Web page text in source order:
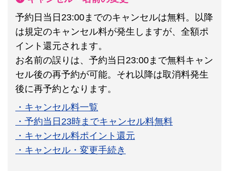
予約日当日23:00までのキャンセルは無料。以降
は規定のキャンセル料が発生しますが、全額ポ
イント還元されます。
お名前の誤りは、予約当日23:00まで無料キャン
セル後の再予約が可能。それ以降は取消料発生
後に再予約となります。
・キャンセル料一覧
・予約当日23時までキャンセル料無料
・キャンセル料ポイント還元
・キャンセル・変更手続き